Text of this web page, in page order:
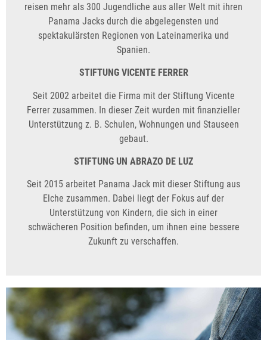
reisen mehr als 300 Jugendliche aus aller Welt mit ihren
Panama Jacks durch die abgelegensten und
spektakulärsten Regionen von Lateinamerika und
Spanien.
STIFTUNG VICENTE FERRER
Seit 2002 arbeitet die Firma mit der Stiftung Vicente
Ferrer zusammen. In dieser Zeit wurden mit finanzieller
Unterstützung z. B. Schulen, Wohnungen und Stauseen
gebaut.
STIFTUNG UN ABRAZO DE LUZ
Seit 2015 arbeitet Panama Jack mit dieser Stiftung aus
Elche zusammen. Dabei liegt der Fokus auf der
Unterstützung von Kindern, die sich in einer
schwächeren Position befinden, um ihnen eine bessere
Zukunft zu verschaffen.